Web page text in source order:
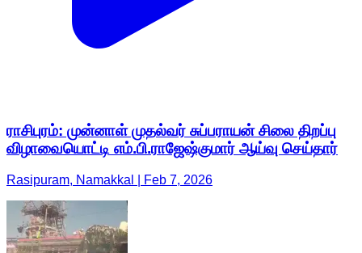
ராசிபுரம்: முன்னாள் முதல்வர் சுப்பராயன் சிலை திறப்பு
விழாவையொட்டி எம்.பி.ராஜேஷ்குமார் ஆய்வு செய்தார்
Rasipuram, Namakkal | Feb 7, 2026